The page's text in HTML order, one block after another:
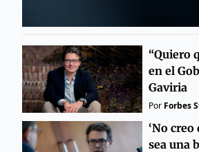
“Quiero
en el
Gaviria
Por Forbes
‘No
sea una